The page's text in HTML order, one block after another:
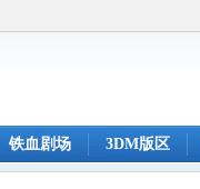
铁血剧场 3DM版区